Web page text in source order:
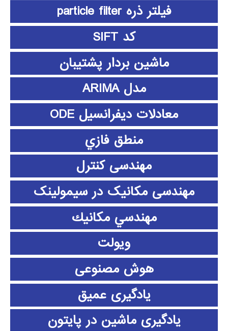
فیلتر ذره particle filter
کد SIFT
ماشین بردار پشتیبان
مدل ARIMA
معادلات دیفرانسیل ODE
منطق فازي
مهندسی کنترل
مهندسی مکانیک در سیمولینک
مهندسي مكانيك
ویولت
هوش مصنوعی
یادگیری عمیق
یادگیری ماشین در پایتون